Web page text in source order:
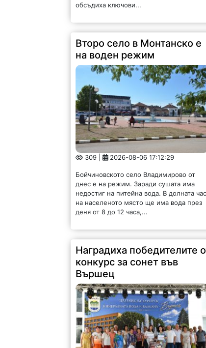
обсъдиха ключови...
Второ село в Монтанско е
на воден режим
309 | 2026-08-06 17:12:29
Бойчиновското село Владимирово от
днес е на режим. Заради сушата има
недостиг на питейна вода. В долната
на населеното място ще има вода през
деня от 8 до 12 часа,...
Наградиха победителите
конкурс за сонет във
Вършец